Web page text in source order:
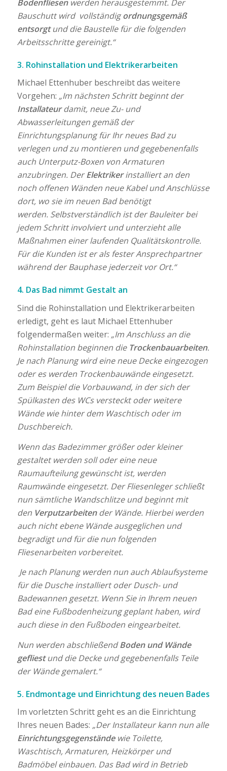
Bodenfliesenwerden herausgestemmt. Der
Bauschutt wird vollständigordnungsgemäß
entsorgtund die Baustelle für die folgenden
Arbeitsschritte gereinigt.“
3. Rohinstallation und Elektrikerarbeiten
Michael Ettenhuber beschreibt das weitere
Vorgehen: „Im nächsten Schritt beginnt der
Installateurdamit, neue Zu- und
Abwasserleitungen gemäß der
Einrichtungsplanung für Ihr neues Bad zu
verlegen und zu montieren und gegebenenfalls
auch Unterputz-Boxen von Armaturen
anzubringen. DerElektrikerinstalliert an den
noch offenen Wänden neue Kabel und Anschlüsse
dort, wo sie im neuen Bad benötigt
werden. Selbstverständlich ist der Bauleiter bei
jedem Schritt involviert und unterzieht alle
Maßnahmen einer laufenden Qualitätskontrolle.
Für die Kunden ist er als fester Ansprechpartner
während der Bauphase jederzeit vor Ort.“
4. Das Bad nimmt Gestalt an
Sind die Rohinstallation und Elektrikerarbeiten
erledigt, geht es laut Michael Ettenhuber
folgendermaßen weiter: „Im Anschluss an die
Rohinstallation beginnen die Trockenbauarbeiten.
Je nach Planung wird eine neue Decke eingezogen
oder es werden Trockenbauwände eingesetzt.
Zum Beispiel die Vorbauwand, in der sich der
Spülkasten des WCs versteckt oder weitere
Wände wie hinter dem Waschtisch oder im
Duschbereich.
Wenn das Badezimmer größer oder kleiner
gestaltet werden soll oder eine neue
Raumaufteilung gewünscht ist, werden
Raumwände eingesetzt. Der Fliesenleger schließt
nun sämtliche Wandschlitze und beginnt mit
den Verputzarbeitender Wände. Hierbei werden
auch nicht ebene Wände ausgeglichen und
begradigt und für die nun folgenden
Fliesenarbeiten vorbereitet.
Je nach Planung werden nun auch Ablaufsysteme
für die Dusche installiert oder Dusch- und
Badewannen gesetzt. Wenn Sie in Ihrem neuen
Bad eine Fußbodenheizung geplant haben, wird
auch diese in den Fußboden eingearbeitet.
Nun werden abschließendBoden und Wände
gefliestund die Decke und gegebenenfalls Teile
der Wände gemalert.“
5. Endmontage und Einrichtung des neuen Bades
Im vorletzten Schritt geht es an die Einrichtung
Ihres neuen Bades: „Der Installateur kann nun alle
Einrichtungsgegenständewie Toilette,
Waschtisch, Armaturen, Heizkörper und
Badmöbel einbauen. Das Bad wird in Betrieb